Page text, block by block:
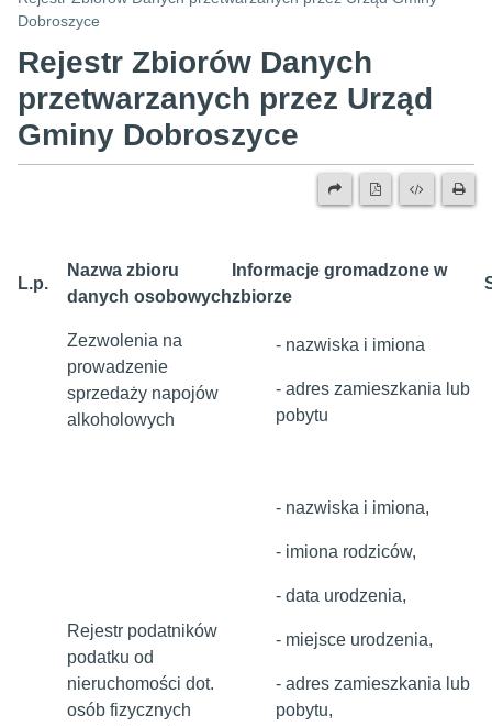
Dobroszyce
Rejestr Zbiorów Danych
przetwarzanych przez Urząd
Gminy Dobroszyce
L.p.
Nazwa zbioru
danych osobowych
Informacje gromadzone w
zbiorze
Zezwolenia na
prowadzenie
sprzedaży napojów
alkoholowych
- nazwiska i imiona
- adres zamieszkania lub
pobytu
Rejestr podatników
podatku od
nieruchomości dot.
osób fizycznych
- nazwiska i imiona,
- imiona rodziców,
- data urodzenia,
- miejsce urodzenia,
- adres zamieszkania lub
pobytu,